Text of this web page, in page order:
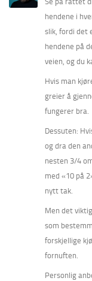
hendene i
slik, fordi det
hendene på
veien, og du
Hvis man
greier å
fungerer bra.
Dessuten:
og dra den
nesten 3/4
med «10 på
nytt tak.
Men det
som
forskjellige
fornuften.
Personlig